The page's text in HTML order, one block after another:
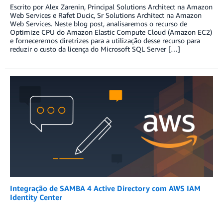
Escrito por Alex Zarenin, Principal Solutions Architect na Amazon
Web Services e Rafet Ducic, Sr Solutions Architect na Amazon
Web Services. Neste blog post, analisaremos o recurso de
Optimize CPU do Amazon Elastic Compute Cloud (Amazon EC2)
e forneceremos diretrizes para a utilização desse recurso para
reduzir o custo da licença do Microsoft SQL Server […]
Integração de SAMBA 4 Active Directory com AWS IAM
Identity Center